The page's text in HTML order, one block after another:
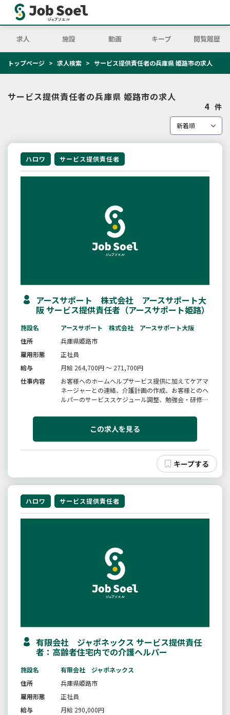
求人 施設 動画 キープ 閲覧履歴
トップページ 求人検索 サービス提供責任者の兵庫県 姫路市の求人
サービス提供責任者の兵庫県 姫路市の求人
4 件
ハロワ サービス提供責任者
アースサポート 株式会社 アースサポート大
阪 サービス提供責任者（アースサポート姫路）
施設名
アースサポート 株式会社 アースサポート大阪
住所
兵庫県姫路市
雇用形態
正社員
給与
月給 264,700円 ～ 271,700円
仕事内容
お客様へのホームヘルプサービス提供に加えてケアマ
ネージャーとの連絡、介護計画の作成、お客様とのヘ
ルパーのサービススケジュール調整、勉強会・研修の
をされてきた方にとって自分の視野を広げるチャンス
です！また、未経験の方でも弊社自慢の教育サポート
この求人を見る
ハロワ サービス提供責任者
有限会社 ジャポネックス サービス提供責任
者：高齢者住宅内での介護ヘルパー
施設名
有限会社 ジャポネックス
住所
兵庫県姫路市
雇用形態
正社員
給与
月給 290,000円